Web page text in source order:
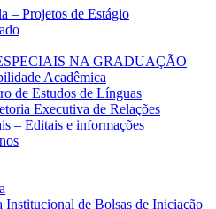
– Projetos de Estágio
NA GRADUAÇÃO
Acadêmica
de Estudos de Línguas
Executiva de Relações
– Editais e informações
de Bolsas de Iniciação